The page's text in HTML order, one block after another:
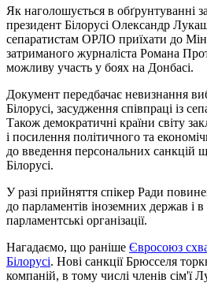
Як наголошується в обґрунтуванні
президент Білорусі Олександр
сепаратистам ОРЛО приїхати до
затриманого журналіста Романа
можливу участь у боях на Донбасі.
Документ передбачає невизнання
Білорусі, засудження співпраці із
Також демократичні країни світу
і посилення політичного та
до введення персональних санкцій
Білорусі.
У разі прийняття спікер Ради
до парламентів іноземних держав і
парламентські організації.
Нагадаємо, що раніше Євросоюз
Білорусі. Нові санкції Брюсселя
компаній, в тому числі членів сім'ї